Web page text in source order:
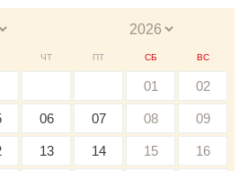
ЧТ ПТ СБ ВС
01 02
06 07 08 09
13 14 15 16